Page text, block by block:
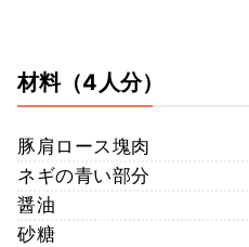
材料（4人分）
豚肩ロース塊肉
ネギの青い部分
醤油
砂糖